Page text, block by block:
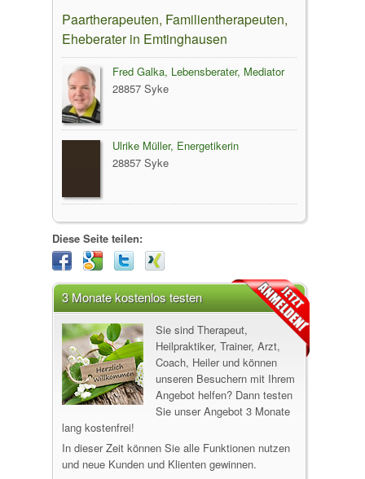
Paartherapeuten, Familientherapeuten,
Eheberater in Emtinghausen
Fred Galka, Lebensberater, Mediator
28857 Syke
Ulrike Müller, Energetikerin
28857 Syke
Diese Seite teilen:
3 Monate kostenlos testen
Sie sind Therapeut,
Heilpraktiker, Trainer, Arzt,
Coach, Heiler und können
unseren Besuchern mit Ihrem
Angebot helfen? Dann testen
Sie unser Angebot 3 Monate
lang kostenfrei!
In dieser Zeit können Sie alle Funktionen nutzen
und neue Kunden und Klienten gewinnen.